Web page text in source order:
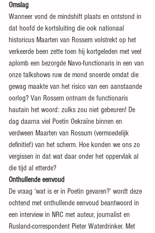
Omslag
Wanneer vond de mindshift plaats en ontstond in
dat hoofd de kortsluiting die ook nationaal
historicus Maarten van Rossem volstrekt op het
verkeerde been zette toen hij kortgeleden met veel
aplomb een bezorgde Navo-functionaris in een van
onze talkshows ruw de mond snoerde omdat die
gewag maakte van het risico van een aanstaande
oorlog? Van Rossem ontnam de functionaris
hautain het woord: zulks zou niet gebeuren! De
dag daarna viel Poetin Oekraïne binnen en
verdween Maarten van Rossum (vermoedelijk
definitief) van het scherm. Hoe konden we ons zo
vergissen in dat wat daar onder het oppervlak al
die tijd al etterde?
Onthullende eenvoud
De vraag ‘wat is er in Poetin gevaren?’ wordt deze
ochtend met onthullende eenvoud beantwoord in
een interview in NRC met auteur, journalist en
Rusland-correspondent Pieter Waterdrinker. Met